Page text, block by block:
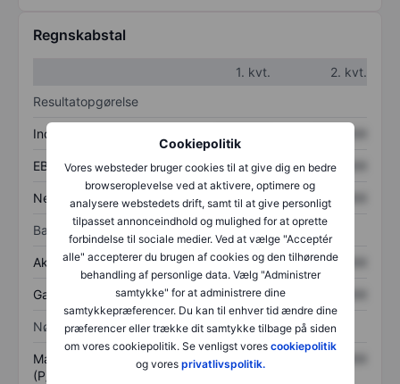
Cookiepolitik
Vores websteder bruger cookies til at give dig en bedre
browseroplevelse ved at aktivere, optimere og
analysere webstedets drift, samt til at give personligt
tilpasset annonceindhold og mulighed for at oprette
forbindelse til sociale medier. Ved at vælge "Acceptér
alle" accepterer du brugen af cookies og den tilhørende
behandling af personlige data. Vælg "Administrer
samtykke" for at administrere dine
samtykkepræferencer. Du kan til enhver tid ændre dine
præferencer eller trække dit samtykke tilbage på siden
om vores cookiepolitik. Se venligst vores cookiepolitik
og vores privatlivspolitik.
Regnskabstal
1. kvt.
2. kvt.
Resultatopgørelse
Indtægter
EBITDA XXXXXXX XXXXXXX
Nettoresultat XXXXXXX XXXXXXX
Balance
Aktiver i alt XXXXXXX XXXXXXX
Gæld XXXXXXX
Nøgletal
Markedsværdi/omsætning
(P/S)
XXXXXXX